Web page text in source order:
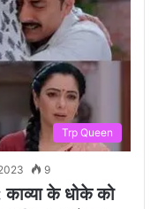
Trp Queen
9
के धोके को